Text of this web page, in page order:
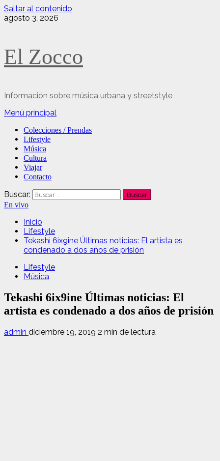
Saltar al contenido
agosto 3, 2026
El Zocco
Información sobre música urbana y streetstyle
Menú principal
Colecciones / Prendas
Lifestyle
Música
Cultura
Viajar
Contacto
Buscar:
En vivo
Inicio
Lifestyle
Tekashi 6ix9ine Últimas noticias: El artista es
condenado a dos años de prisión
Lifestyle
Música
Tekashi 6ix9ine Últimas noticias: El
artista es condenado a dos años de prisión
admin diciembre 19, 2019 2 min de lectura